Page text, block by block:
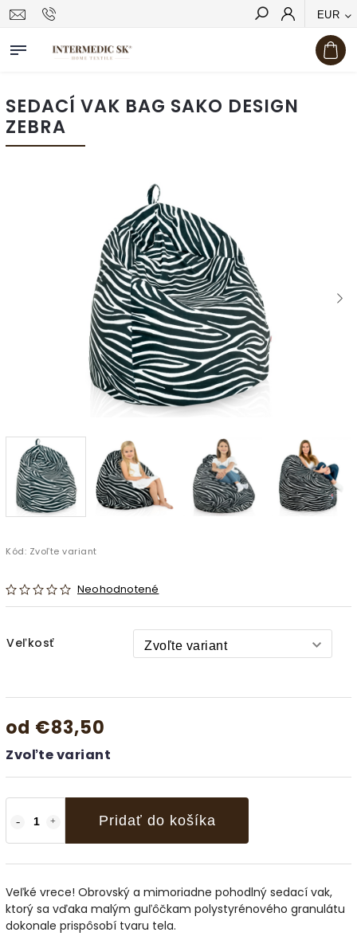
EUR
Hľadať
SEDACÍ VAK BAG SAKO DESIGN
ZEBRA
Kód: Zvoľte variant
Neohodnotené
Veľkosť
od €83,50
Zvoľte variant
Pridať do košíka
Veľké vrece! Obrovský a mimoriadne pohodlný sedací vak,
ktorý sa vďaka malým guľôčkam polystyrénového granulátu
dokonale prispôsobí tvaru tela.